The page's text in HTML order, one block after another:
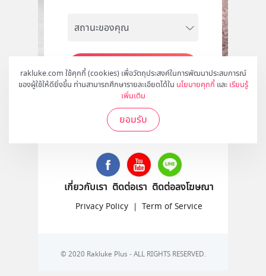
rakluke.com ใช้คุกกี้ (cookies) เพื่อวัตถุประสงค์ในการพัฒนาประสบการณ์
ของผู้ใช้ให้ดียิ่งขึ้น ท่านสามารถศึกษารายละเอียดได้ใน นโยบายคุกกี้ และ เรียนรู้
เพิ่มเติม
ยอมรับ
สมัคร
ติดตามเราได้ที่
เกี่ยวกับเรา ติดต่อเรา ติดต่อลงโฆษณา
Privacy Policy | Term of Service
© 2020 Rakluke Plus - ALL RIGHTS RESERVED.